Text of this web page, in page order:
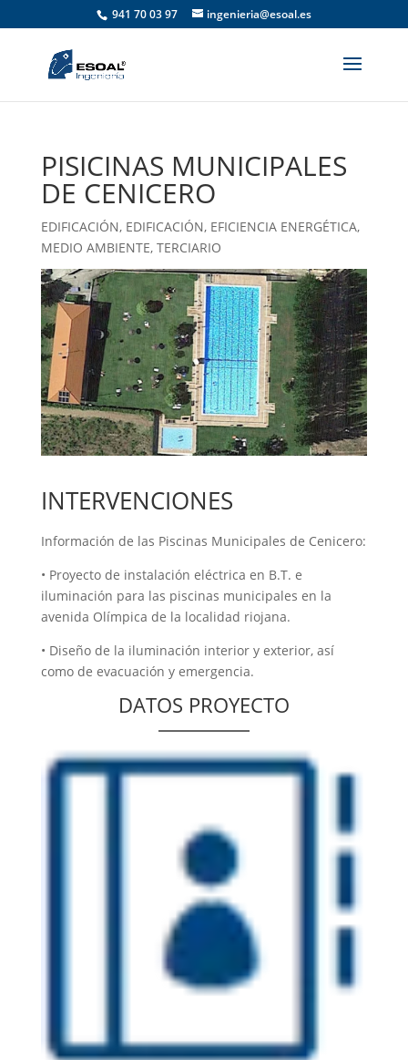
941 70 03 97 ingenieria@esoal.es
PISICINAS MUNICIPALES
DE CENICERO
EDIFICACIÓN, EDIFICACIÓN, EFICIENCIA ENERGÉTICA,
MEDIO AMBIENTE, TERCIARIO
INTERVENCIONES
Información de las Piscinas Municipales de Cenicero:
• Proyecto de instalación eléctrica en B.T. e
iluminación para las piscinas municipales en la
avenida Olímpica de la localidad riojana.
• Diseño de la iluminación interior y exterior, así
como de evacuación y emergencia.
DATOS PROYECTO